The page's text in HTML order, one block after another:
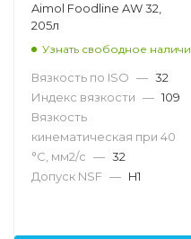
Aimol Foodline AW 32,
205л
Узнать свободное
Вязкость по ISO — 32
Индекс вязкости — 109
Вязкость
кинематическая при 40
°С, мм2/с — 32
Допуск NSF — H1